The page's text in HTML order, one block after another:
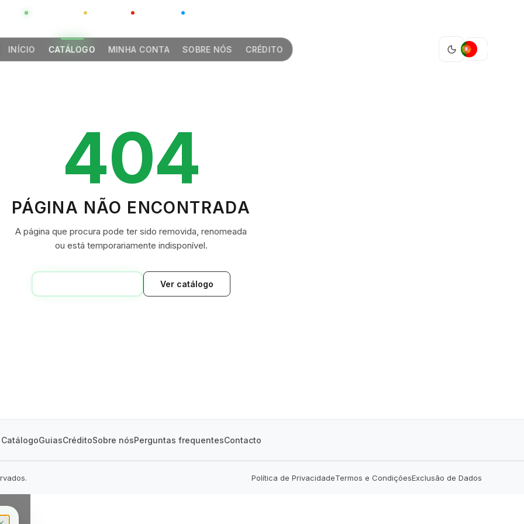
CHINA
INÍCIO CATÁLOGO MINHA CONTA SOBRE NÓS CRÉDITO
GREEN VILLAGE
404
PÁGINA NÃO ENCONTRADA
A página que procura pode ter sido removida, renomeada
ou está temporariamente indisponível.
Ver catálogo
CatálogoGuiasCréditoSobre nósPerguntas frequentesContacto
Política de PrivacidadeTermos e CondiçõesExclusão de Dados